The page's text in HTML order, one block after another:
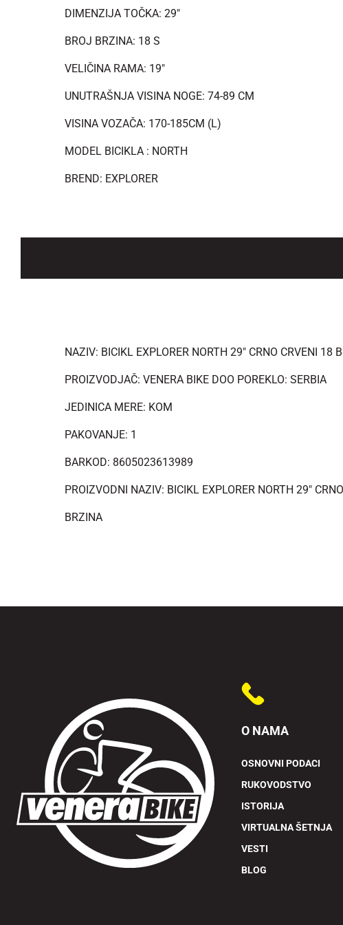
DIMENZIJA TOČKA: 29"
BROJ BRZINA: 18 S
VELIČINA RAMA: 19"
UNUTRAŠNJA VISINA NOGE: 74-89 CM
VISINA VOZAČA: 170-185CM (L)
MODEL BICIKLA : NORTH
BREND: EXPLORER
NAZIV: BICIKL EXPLORER NORTH 29" CRNO CRVENI 18
PROIZVODJAČ: VENERA BIKE DOO POREKLO: SERBIA
JEDINICA MERE: KOM
PAKOVANJE: 1
BARKOD: 8605023613989
PROIZVODNI NAZIV: BICIKL EXPLORER NORTH 29"
BRZINA
O NAMA
OSNOVNI PODACI
RUKOVODSTVO
ISTORIJA
VIRTUALNA ŠETNJA
VESTI
BLOG